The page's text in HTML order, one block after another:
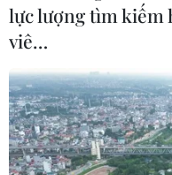
Xảy ra hơn 100
kể từ đầu năm
lực lượng tìm kiếm
viê…